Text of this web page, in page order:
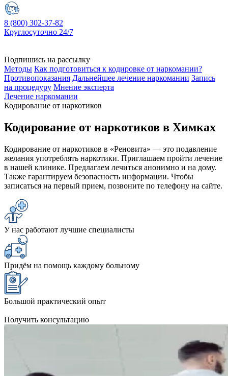
8 (800) 302-37-82
Круглосуточно 24/7
Подпишись на рассылку
Методы Как подготовиться к кодировке от наркомании?
Противопоказания Дальнейшее лечение наркомании Запись
на процедуру Мнение эксперта
Лечение наркомании
Кодирование от наркотиков
Кодирование от наркотиков в Химках
Кодирование от наркотиков в «Реновита» — это подавление
желания употреблять наркотики. Приглашаем пройти лечение
в нашей клинике. Предлагаем лечиться анонимно и на дому.
Также гарантируем безопасность информации. Чтобы
записаться на первый прием, позвоните по телефону на сайте.
У нас работают лучшие специалисты
Придём на помощь каждому больному
Большой практический опыт
Получить консультацию